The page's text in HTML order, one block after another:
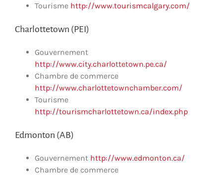
Tourisme http://www.tourismcalgary.com/
Charlottetown (PEI)
Gouvernement
http://www.city.charlottetown.pe.ca/
Chambre de commerce
http://www.charlottetownchamber.com/
Tourisme
http://tourismcharlottetown.ca/index.php
Edmonton (AB)
Gouvernement http://www.edmonton.ca/
Chambre de commerce